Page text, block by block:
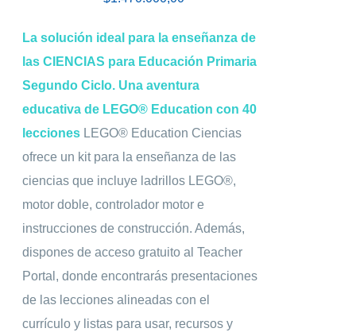
La solución ideal para la enseñanza de
las CIENCIAS para Educación Primaria
Segundo Ciclo. Una aventura
educativa de LEGO® Education con 40
lecciones LEGO® Education Ciencias
ofrece un kit para la enseñanza de las
ciencias que incluye ladrillos LEGO®,
motor doble, controlador motor e
instrucciones de construcción. Además,
dispones de acceso gratuito al Teacher
Portal, donde encontrarás presentaciones
de las lecciones alineadas con el
currículo y listas para usar, recursos y